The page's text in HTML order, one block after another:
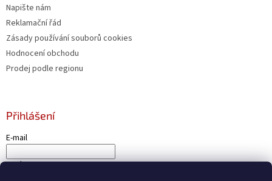
Napište nám
Reklamační řád
Zásady používání souborů cookies
Hodnocení obchodu
Prodej podle regionu
Přihlášení
E-mail
Heslo